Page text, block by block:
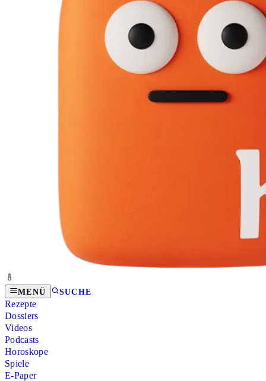
MENÜ SUCHE
Rezepte
Dossiers
Videos
Podcasts
Horoskope
Spiele
E-Paper